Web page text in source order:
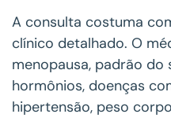
A consulta costuma
clínico detalhado. O
menopausa, padrão do
hormônios, doenças
hipertensão, peso